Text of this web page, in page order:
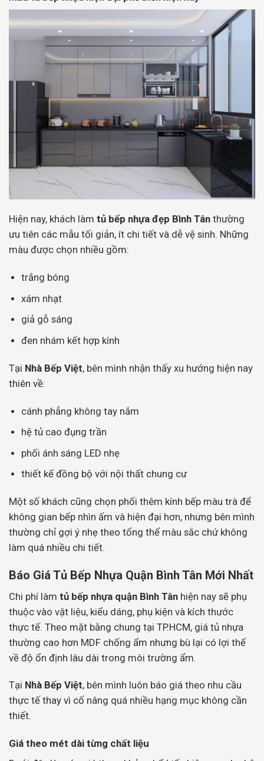
Hiện nay, khách làm tủ bếp nhựa đẹp Bình Tân thường
ưu tiên các mẫu tối giản, ít chi tiết và dễ vệ sinh. Những
màu được chọn nhiều gồm:
trắng bóng
xám nhạt
giả gỗ sáng
đen nhám kết hợp kính
Tại Nhà Bếp Việt, bên mình nhận thấy xu hướng hiện nay
thiên về:
cánh phẳng không tay nắm
hệ tủ cao đụng trần
phối ánh sáng LED nhẹ
thiết kế đồng bộ với nội thất chung cư
Một số khách cũng chọn phối thêm kính bếp màu trà để
không gian bếp nhìn ấm và hiện đại hơn, nhưng bên mình
thường chỉ gợi ý nhẹ theo tổng thể màu sắc chứ không
làm quá nhiều chi tiết.
Báo Giá Tủ Bếp Nhựa Quận Bình Tân Mới Nhất
Chi phí làm tủ bếp nhựa quận Bình Tân hiện nay sẽ phụ
thuộc vào vật liệu, kiểu dáng, phụ kiện và kích thước
thực tế. Theo mặt bằng chung tại TP.HCM, giá tủ nhựa
thường cao hơn MDF chống ẩm nhưng bù lại có lợi thế
về độ ổn định lâu dài trong môi trường ẩm.
Tại Nhà Bếp Việt, bên mình luôn báo giá theo nhu cầu
thực tế thay vì cố nâng quá nhiều hạng mục không cần
thiết.
Giá theo mét dài từng chất liệu